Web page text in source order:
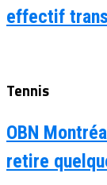
effectif
Tennis
OBN
retire